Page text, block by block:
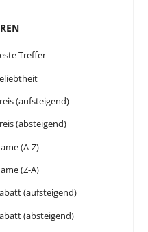
Treffer
(aufsteigend)
(absteigend)
(A-Z)
(Z-A)
(aufsteigend)
(absteigend)